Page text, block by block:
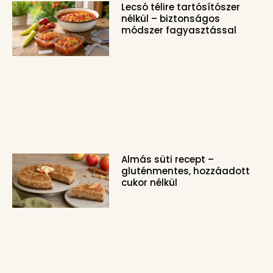
Lecsó télire tartósítószer
nélkül – biztonságos
módszer fagyasztással
Almás süti recept –
gluténmentes, hozzáadott
cukor nélkül